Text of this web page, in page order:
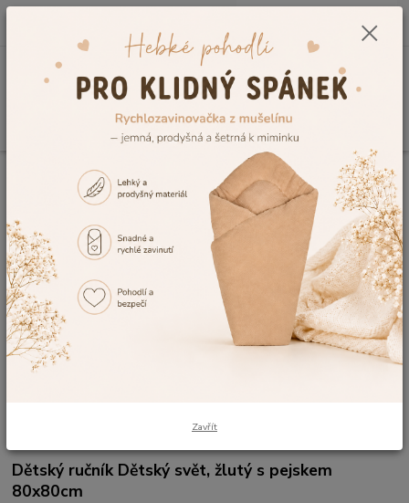
0,00 Kč
Kojenecké potřeby Koupání miminka
Dětské osušky s kapucí
Dětská osuška Dětský svět, žlutá s pejskem 80x80cm
Dětská osuška Dětský svět, žlutá
s pejskem 80x80cm
Akce
Dětský ručník Dětský svět, žlutý s pejskem
80x80cm
Zavřít